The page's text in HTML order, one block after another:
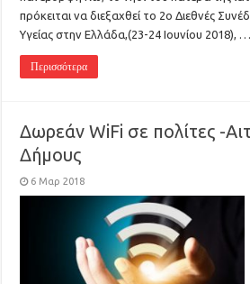
πρόκειται να διεξαχθεί το 2ο Διεθνές
Υγείας στην Ελλάδα,(23-24 Ιουνίου 2018), …
Περισσότερα
Δωρεάν WiFi σε πολίτες -
Δήμους
6 Μαρ 2018